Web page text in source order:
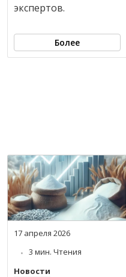
экспертов.
Более
17 апреля 2026
3 мин. Чтения
Новости